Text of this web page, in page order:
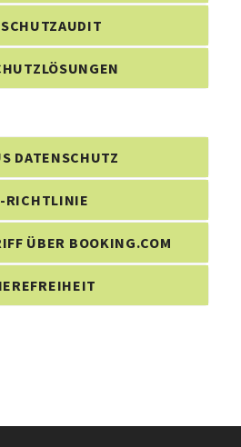
DATENSCHUTZ
RICHTLINIE
ÜBER BOOKING.COM